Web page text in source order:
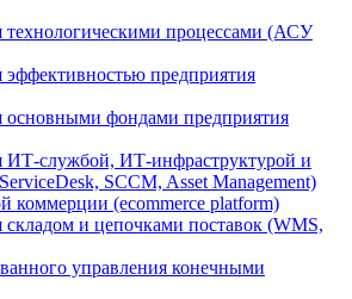
технологическими процессами (АСУ
эффективностью предприятия
основными фондами предприятия
ИТ-службой, ИТ-инфраструктурой и
SCCM, Asset Management)
коммерции (ecommerce platform)
складом и цепочками поставок (WMS,
управления конечными